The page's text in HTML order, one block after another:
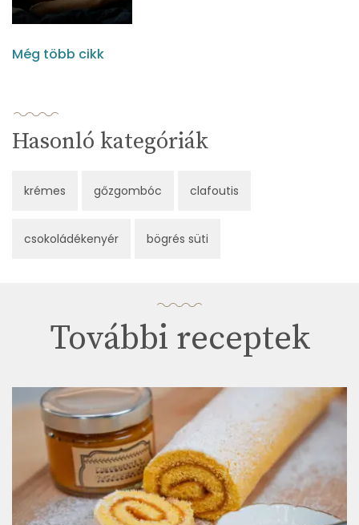
Még több cikk
Hasonló kategóriák
krémes gőzgombóc clafoutis
csokoládékenyér bögrés süti
További receptek